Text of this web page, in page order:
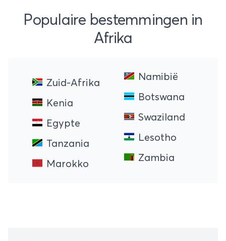
Populaire bestemmingen in
Afrika
Zuid-Afrika
Kenia
Egypte
Tanzania
Marokko
Namibië
Botswana
Swaziland
Lesotho
Zambia